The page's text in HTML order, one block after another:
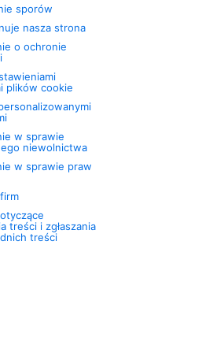
sporów
nasza strona
o ochronie
plików cookie
w sprawie
niewolnictwa
w sprawie praw
treści i zgłaszania
treści